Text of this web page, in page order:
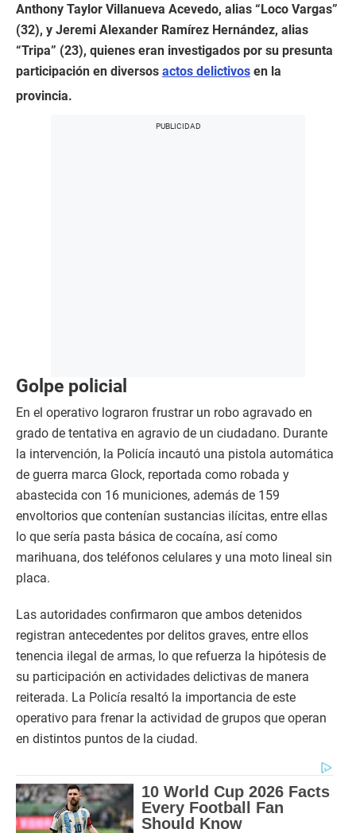
Anthony Taylor Villanueva Acevedo, alias “Loco Vargas”
(32), y Jeremi Alexander Ramírez Hernández, alias
“Tripa” (23), quienes eran investigados por su presunta
participación en diversos actos delictivos en la
provincia.
Golpe policial
En el operativo lograron frustrar un robo agravado en
grado de tentativa en agravio de un ciudadano. Durante
la intervención, la Policía incautó una pistola automática
de guerra marca Glock, reportada como robada y
abastecida con 16 municiones, además de 159
envoltorios que contenían sustancias ilícitas, entre ellas
lo que sería pasta básica de cocaína, así como
marihuana, dos teléfonos celulares y una moto lineal sin
placa.
Las autoridades confirmaron que ambos detenidos
registran antecedentes por delitos graves, entre ellos
tenencia ilegal de armas, lo que refuerza la hipótesis de
su participación en actividades delictivas de manera
reiterada. La Policía resaltó la importancia de este
operativo para frenar la actividad de grupos que operan
en distintos puntos de la ciudad.